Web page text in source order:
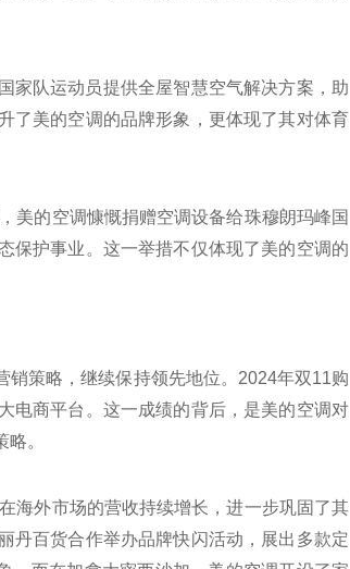
家队运动员提供全屋智慧空气解决方案，助
了美的空调的品牌形象，更体现了其对体育
美的空调慷慨捐赠空调设备给珠穆朗玛峰国
保护事业。这一举措不仅体现了美的空调的
策略，继续保持领先地位。2024年双11购
电商平台。这一成绩的背后，是美的空调对
。
海外市场的营收持续增长，进一步巩固了其
丹百货合作举办品牌快闪活动，展出多款定